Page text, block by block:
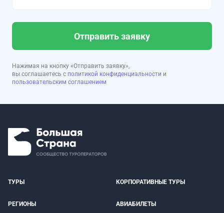
Отправить заявку
Нажимая на кнопку «Отправить заявку»,
вы соглашаетесь с политикой конфиденциальности и
пользовательским соглашением
ТУРЫ КОРПОРАТИВНЫЕ ТУРЫ
РЕГИОНЫ АВИАБИЛЕТЫ